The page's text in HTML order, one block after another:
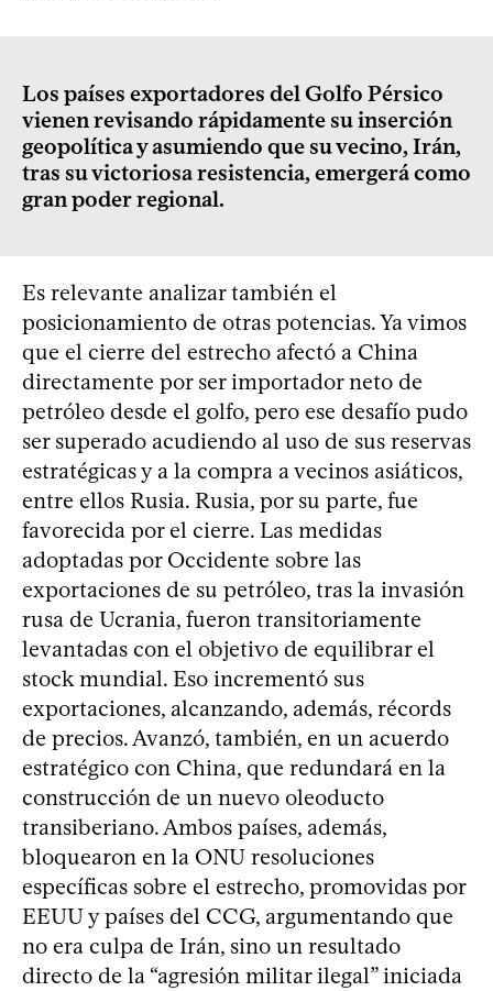
Los países exportadores del Golfo Pérsico
vienen revisando rápidamente su inserción
geopolítica y asumiendo que su vecino, Irán,
tras su victoriosa resistencia, emergerá como
gran poder regional.
Es relevante analizar también el
posicionamiento de otras potencias. Ya vimos
que el cierre del estrecho afectó a China
directamente por ser importador neto de
petróleo desde el golfo, pero ese desafío pudo
ser superado acudiendo al uso de sus reservas
estratégicas y a la compra a vecinos asiáticos,
entre ellos Rusia. Rusia, por su parte, fue
favorecida por el cierre. Las medidas
adoptadas por Occidente sobre las
exportaciones de su petróleo, tras la invasión
rusa de Ucrania, fueron transitoriamente
levantadas con el objetivo de equilibrar el
stock mundial. Eso incrementó sus
exportaciones, alcanzando, además, récords
de precios. Avanzó, también, en un acuerdo
estratégico con China, que redundará en la
construcción de un nuevo oleoducto
transiberiano. Ambos países, además,
bloquearon en la ONU resoluciones
específicas sobre el estrecho, promovidas por
EEUU y países del CCG, argumentando que
no era culpa de Irán, sino un resultado
directo de la “agresión militar ilegal” iniciada